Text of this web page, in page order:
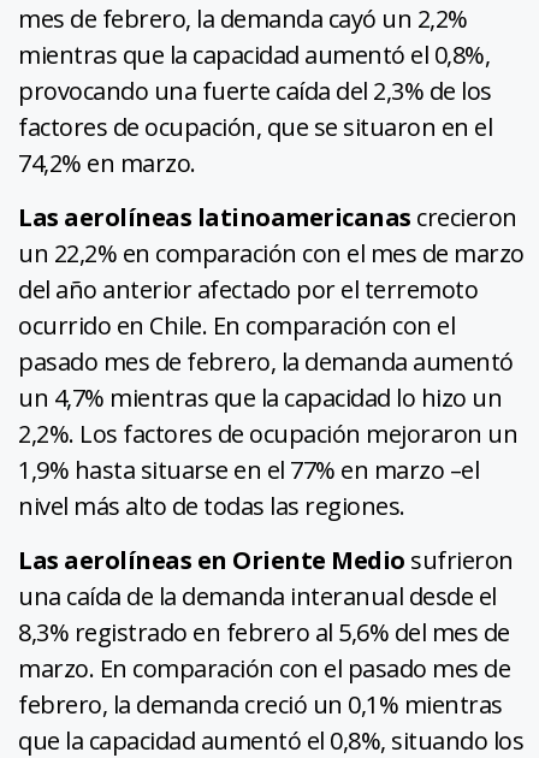
mes de febrero, la demanda cayó un 2,2%
mientras que la capacidad aumentó el 0,8%,
provocando una fuerte caída del 2,3% de los
factores de ocupación, que se situaron en el
74,2% en marzo.
Las aerolíneas latinoamericanas crecieron
un 22,2% en comparación con el mes de marzo
del año anterior afectado por el terremoto
ocurrido en Chile. En comparación con el
pasado mes de febrero, la demanda aumentó
un 4,7% mientras que la capacidad lo hizo un
2,2%. Los factores de ocupación mejoraron un
1,9% hasta situarse en el 77% en marzo –el
nivel más alto de todas las regiones.
Las aerolíneas en Oriente Medio sufrieron
una caída de la demanda interanual desde el
8,3% registrado en febrero al 5,6% del mes de
marzo. En comparación con el pasado mes de
febrero, la demanda creció un 0,1% mientras
que la capacidad aumentó el 0,8%, situando los